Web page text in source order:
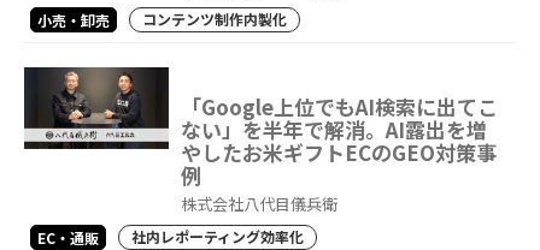
小売・卸売 コンテンツ制作内製化
「Google上位でもAI検索に出てこ
ない」を半年で解消。AI露出を増
やしたお米ギフトECのGEO対策事
例
株式会社八代目儀兵衛
EC・通販 社内レポーティング効率化